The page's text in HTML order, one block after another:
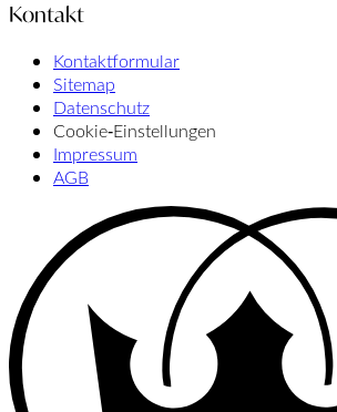
Kontakt
Kontaktformular
Sitemap
Datenschutz
Cookie‑Einstellungen
Impressum
AGB